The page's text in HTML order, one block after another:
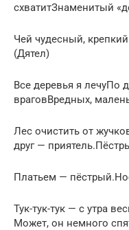
схватитЗнаменитый
Чей чудесный,
(Дятел)
Все деревья я лечуПо
враговВредных,
Лес очистить от
друг —
Платьем —
Тук-тук-тук — с утра
Может, он немного